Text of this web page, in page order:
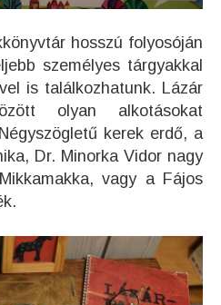
hosszú folyosóján
személyes tárgyakkal
is találkozhatunk. Lázár
olyan alkotásokat
kerek erdő, a
Dr. Minorka Vidor nagy
vagy a Fájos